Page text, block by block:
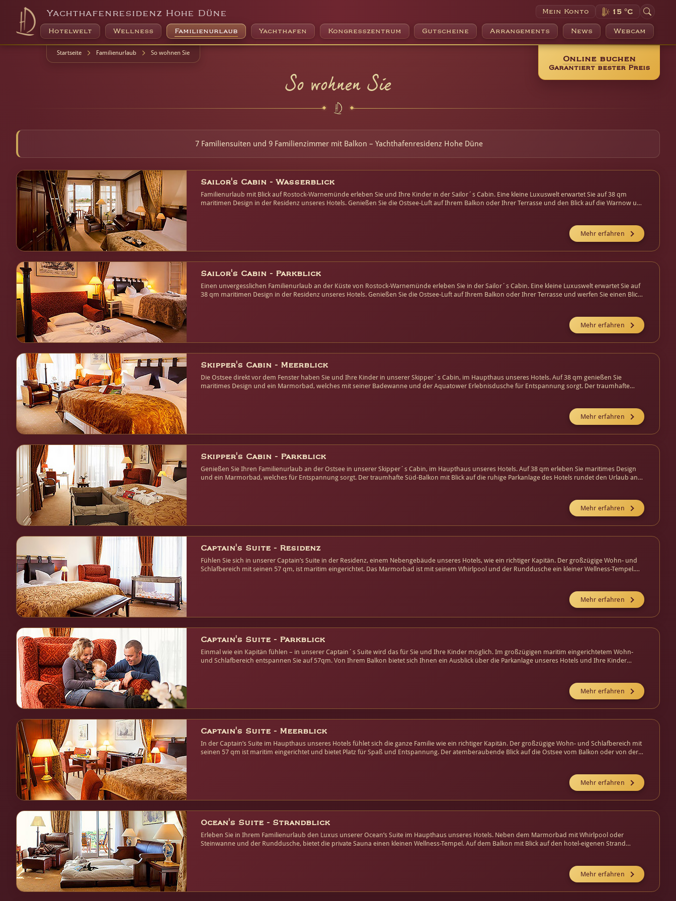
Yachthafenresidenz Hohe Düne
Hotelwelt Wellness Familienurlaub Yachthafen Kongresszentrum Gutscheine Arrangements News Webcam
Mein Konto 15 °C
Online buchen
Garantiert bester Preis
Startseite Familienurlaub So wohnen Sie
So wohnen Sie
7 Familiensuiten und 9 Familienzimmer mit Balkon – Yachthafenresidenz Hohe Düne
Mehr erfahren
Sailor's Cabin - Wasserblick
Familienurlaub mit Blick auf Rostock-Warnemünde erleben Sie und Ihre Kinder in der Sailor´s Cabin. Eine kleine Luxuswelt erwartet Sie auf 38 qm
maritimen Design in der Residenz unseres Hotels. Genießen Sie die Ostsee-Luft auf Ihrem Balkon oder Ihrer Terrasse und den Blick auf die Warnow und
Mehr erfahren
Sailor's Cabin - Parkblick
Einen unvergesslichen Familienurlaub an der Küste von Rostock-Warnemünde erleben Sie in der Sailor´s Cabin. Eine kleine Luxuswelt erwartet Sie auf
38 qm maritimen Design in der Residenz unseres Hotels. Genießen Sie die Ostsee-Luft auf Ihrem Balkon oder Ihrer Terrasse und werfen Sie einen Blick
Mehr erfahren
Skipper's Cabin - Meerblick
Die Ostsee direkt vor dem Fenster haben Sie und Ihre Kinder in unserer Skipper´s Cabin, im Haupthaus unseres Hotels. Auf 38 qm genießen Sie
maritimes Design und ein Marmorbad, welches mit seiner Badewanne und der Aquatower Erlebnisdusche für Entspannung sorgt. Der traumhafte
Mehr erfahren
Skipper's Cabin - Parkblick
Genießen Sie Ihren Familienurlaub an der Ostsee in unserer Skipper´s Cabin, im Haupthaus unseres Hotels. Auf 38 qm erleben Sie maritimes Design
und ein Marmorbad, welches für Entspannung sorgt. Der traumhafte Süd-Balkon mit Blick auf die ruhige Parkanlage des Hotels rundet den Urlaub an
Mehr erfahren
Captain's Suite - Residenz
Fühlen Sie sich in unserer Captain’s Suite in der Residenz, einem Nebengebäude unseres Hotels, wie ein richtiger Kapitän. Der großzügige Wohn- und
Schlafbereich mit seinen 57 qm, ist maritim eingerichtet. Das Marmorbad ist mit seinem Whirlpool und der Runddusche ein kleiner Wellness-Tempel.
Mehr erfahren
Captain's Suite - Parkblick
Einmal wie ein Kapitän fühlen – in unserer Captain´s Suite wird das für Sie und Ihre Kinder möglich. Im großzügigen maritim eingerichtetem Wohn-
und Schlafbereich entspannen Sie auf 57qm. Von Ihrem Balkon bietet sich Ihnen ein Ausblick über die Parkanlage unseres Hotels und Ihre Kinder
Mehr erfahren
Captain's Suite - Meerblick
In der Captain’s Suite im Haupthaus unseres Hotels fühlet sich die ganze Familie wie ein richtiger Kapitän. Der großzügige Wohn- und Schlafbereich mit
seinen 57 qm ist maritim eingerichtet und bietet Platz für Spaß und Entspannung. Der atemberaubende Blick auf die Ostsee vom Balkon oder von der
Mehr erfahren
Ocean's Suite - Strandblick
Erleben Sie in Ihrem Familienurlaub den Luxus unserer Ocean’s Suite im Haupthaus unseres Hotels. Neben dem Marmorbad mit Whirlpool oder
Steinwanne und der Runddusche, bietet die private Sauna einen kleinen Wellness-Tempel. Auf dem Balkon mit Blick auf den hotel-eigenen Strand